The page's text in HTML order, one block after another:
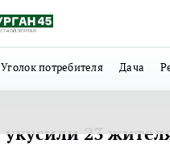
Уголок потребителя Дача
23